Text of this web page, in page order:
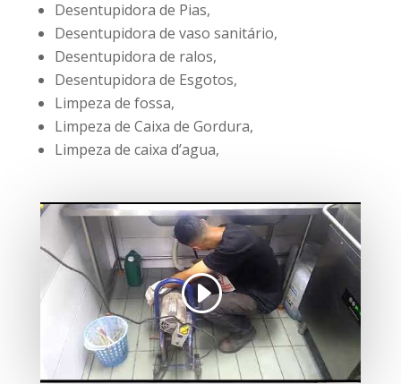
Desentupidora de Pias,
Desentupidora de vaso sanitário,
Desentupidora de ralos,
Desentupidora de Esgotos,
Limpeza de fossa,
Limpeza de Caixa de Gordura,
Limpeza de caixa d’agua,